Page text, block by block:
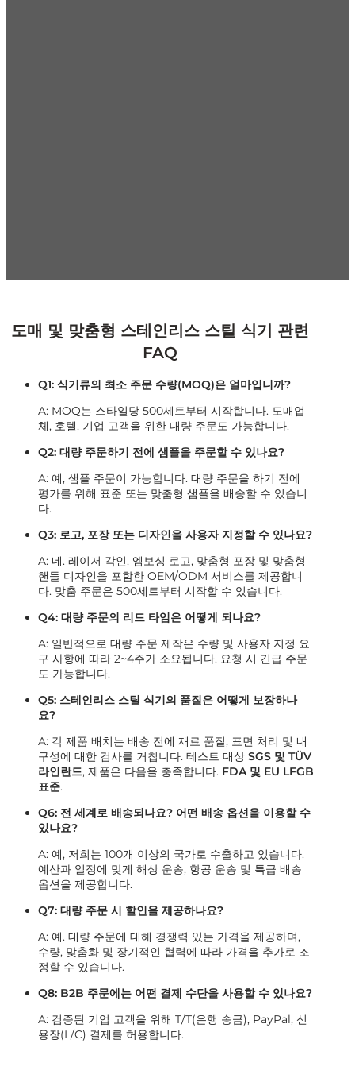
도매 및 맞춤형 스테인리스 스틸 식기 관련
FAQ
Q1: 식기류의 최소 주문 수량(MOQ)은 얼마입니까?
A: MOQ는 스타일당 500세트부터 시작합니다. 도매업
체, 호텔, 기업 고객을 위한 대량 주문도 가능합니다.
Q2: 대량 주문하기 전에 샘플을 주문할 수 있나요?
A: 예, 샘플 주문이 가능합니다. 대량 주문을 하기 전에
평가를 위해 표준 또는 맞춤형 샘플을 배송할 수 있습니
다.
Q3: 로고, 포장 또는 디자인을 사용자 지정할 수 있나요?
A: 네. 레이저 각인, 엠보싱 로고, 맞춤형 포장 및 맞춤형
핸들 디자인을 포함한 OEM/ODM 서비스를 제공합니
다. 맞춤 주문은 500세트부터 시작할 수 있습니다.
Q4: 대량 주문의 리드 타임은 어떻게 되나요?
A: 일반적으로 대량 주문 제작은 수량 및 사용자 지정 요
구 사항에 따라 2~4주가 소요됩니다. 요청 시 긴급 주문
도 가능합니다.
Q5: 스테인리스 스틸 식기의 품질은 어떻게 보장하나
요?
A: 각 제품 배치는 배송 전에 재료 품질, 표면 처리 및 내
구성에 대한 검사를 거칩니다. 테스트 대상 SGS 및 TÜV
라인란드, 제품은 다음을 충족합니다. FDA 및 EU LFGB
표준.
Q6: 전 세계로 배송되나요? 어떤 배송 옵션을 이용할 수
있나요?
A: 예, 저희는 100개 이상의 국가로 수출하고 있습니다.
예산과 일정에 맞게 해상 운송, 항공 운송 및 특급 배송
옵션을 제공합니다.
Q7: 대량 주문 시 할인을 제공하나요?
A: 예. 대량 주문에 대해 경쟁력 있는 가격을 제공하며,
수량, 맞춤화 및 장기적인 협력에 따라 가격을 추가로 조
정할 수 있습니다.
Q8: B2B 주문에는 어떤 결제 수단을 사용할 수 있나요?
A: 검증된 기업 고객을 위해 T/T(은행 송금), PayPal, 신
용장(L/C) 결제를 허용합니다.